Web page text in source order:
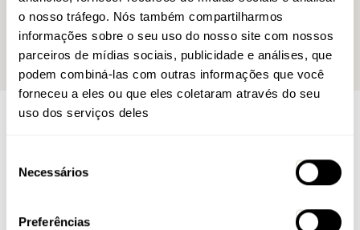
o nosso tráfego. Nós também compartilharmos
informações sobre o seu uso do nosso site com nossos
parceiros de mídias sociais, publicidade e análises, que
podem combiná-las com outras informações que você
forneceu a eles ou que eles coletaram através do seu
uso dos serviços deles
Necessários
Preferências
ganhe 12 meses de seguro
Confira as bicicletas